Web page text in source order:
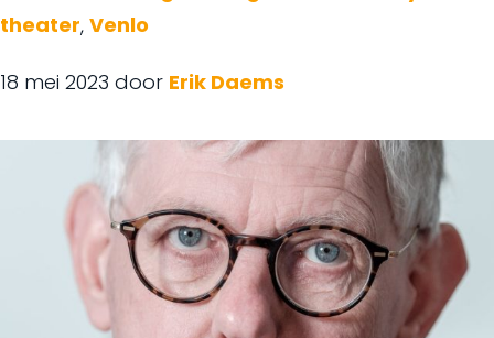
theater, Venlo
18 mei 2023 door Erik Daems